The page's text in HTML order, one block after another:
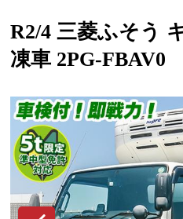
R2/4 三菱ふそう
凍車 2PG-FBAV0